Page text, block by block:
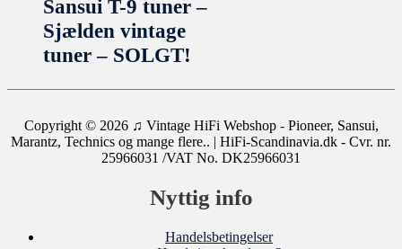
Sansui T-9 tuner –
Sjælden vintage
tuner – SOLGT!
Copyright © 2026 ♫ Vintage HiFi Webshop - Pioneer, Sansui,
Marantz, Technics og mange flere.. | HiFi-Scandinavia.dk - Cvr. nr.
25966031 /VAT No. DK25966031
Nyttig info
Handelsbetingelser